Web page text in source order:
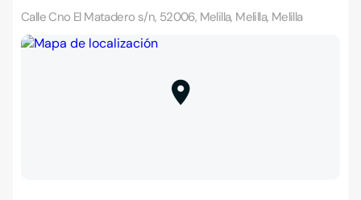
Calle Cno El Matadero s/n, 52006, Melilla, Melilla, Melilla